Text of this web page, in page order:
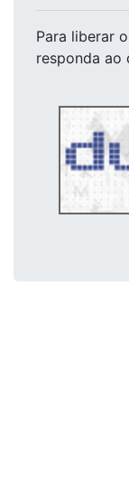
Para liberar
responda ao